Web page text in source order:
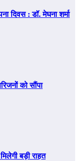
दिवस : डॉ. मेघना शर्मा
को सौंपा
बड़ी राहत